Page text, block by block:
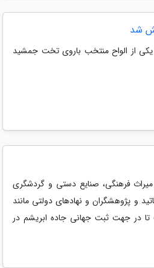
شد
از الواح منتخب باروی تخت جمشید
میراث فرهنگی، صنایع دستی و گردشگری
و پژوهشگران و نهادهای دولتی مانند
تا در جهت ثبت جهانی جاده ابریشم در